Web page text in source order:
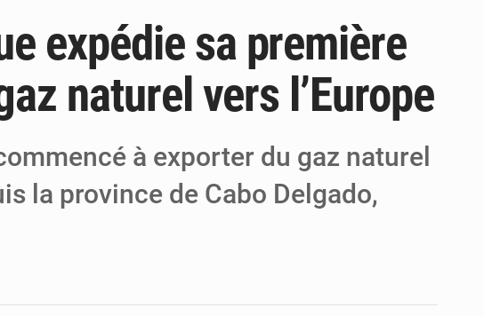
Niger : Bilan à mi-parcours du Programme de Refondation
Chasse aux gabegies à Niamey : 74 milliards de FCFA recouvrés par la COLDEFF
Tibiri : le dialogue, nouveau terrain de jeu pour la paix
expédie sa première
naturel vers l’Europe
à exporter du gaz naturel
la province de Cabo Delgado,